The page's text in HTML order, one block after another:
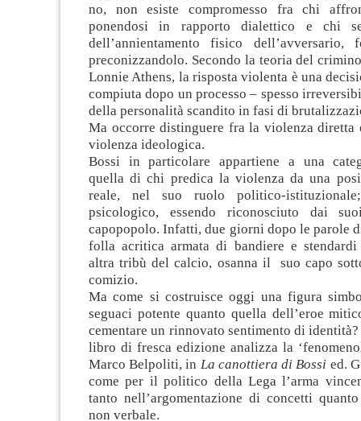
no, non esiste compromesso fra chi
ponendosi in rapporto dialettico e chi
dell’annientamento fisico dell’avversario,
preconizzandolo. Secondo la teoria del
Lonnie Athens, la risposta violenta è una
compiuta dopo un processo – spesso
della personalità scandito in fasi di
Ma occorre distinguere fra la violenza diretta
violenza ideologica.
Bossi in particolare appartiene a una
quella di chi predica la violenza da una
reale, nel suo ruolo politico-
psicologico, essendo riconosciuto dai
capopopolo. Infatti, due giorni dopo le parole
folla acritica armata di bandiere e stendardi
altra tribù del calcio, osanna il suo capo
comizio.
Ma come si costruisce oggi una figura
seguaci potente quanto quella dell’eroe
cementare un rinnovato sentimento di
libro di fresca edizione analizza la
Marco Belpoliti, in La canottiera di Bossi ed.
come per il politico della Lega l’arma
tanto nell’argomentazione di concetti
non verbale.